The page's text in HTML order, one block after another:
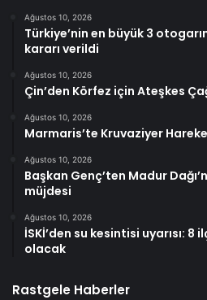
Ağustos 10, 2026
Türkiye’nin en büyük 3
kararı verildi
Ağustos 10, 2026
Çin’den Körfez için Ateşkes
Ağustos 10, 2026
Marmaris’te Kruvaziyer
Ağustos 10, 2026
Başkan Genç’ten Madur
müjdesi
Ağustos 10, 2026
İSKİ’den su kesintisi uyarısı:
olacak
Rastgele Haberler